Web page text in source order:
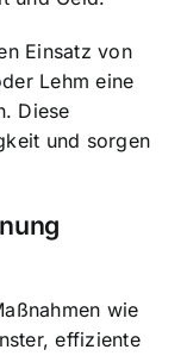
Einsatz von
Lehm eine
Diese
und sorgen
wie
effiziente